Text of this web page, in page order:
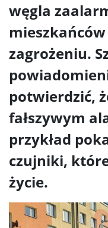
węgla
zagrożeniu.
potwierdzić,
fałszywym
przykład
czujniki,
życie.